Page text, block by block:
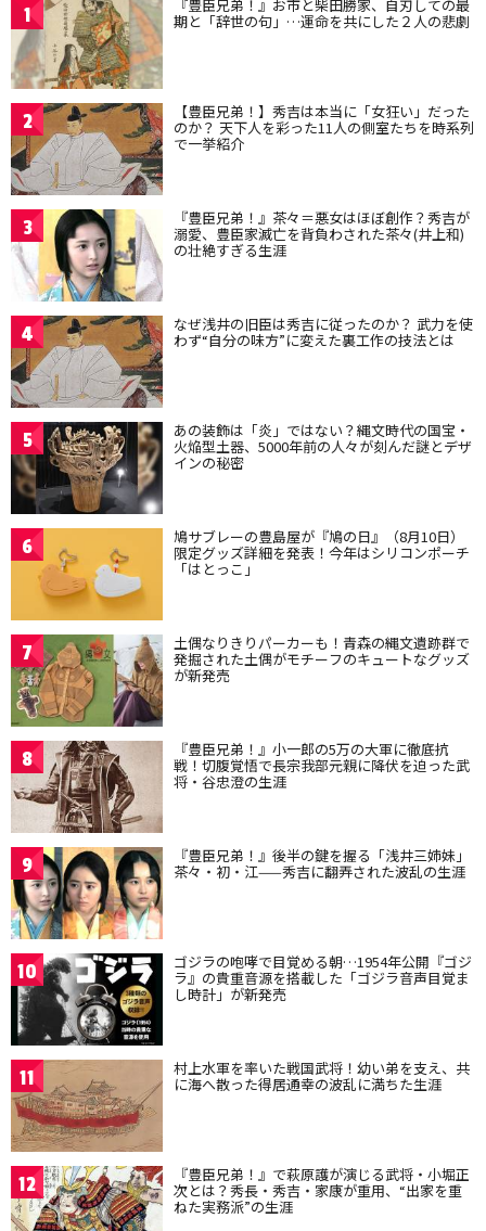
1 『豊臣兄弟！』お市と柴田勝家、自刃しての最
期と「辞世の句」…運命を共にした２人の悲劇
2 【豊臣兄弟！】秀吉は本当に「女狂い」だった
のか？ 天下人を彩った11人の側室たちを時系列
で一挙紹介
3 『豊臣兄弟！』茶々＝悪女はほぼ創作？秀吉が
溺愛、豊臣家滅亡を背負わされた茶々(井上和)
の壮絶すぎる生涯
4 なぜ浅井の旧臣は秀吉に従ったのか？ 武力を使
わず“自分の味方”に変えた裏工作の技法とは
5 あの装飾は「炎」ではない？縄文時代の国宝・
火焔型土器、5000年前の人々が刻んだ謎とデザ
インの秘密
6 鳩サブレーの豊島屋が『鳩の日』（8月10日）
限定グッズ詳細を発表！今年はシリコンポーチ
「はとっこ」
7 土偶なりきりパーカーも！青森の縄文遺跡群で
発掘された土偶がモチーフのキュートなグッズ
が新発売
8 『豊臣兄弟！』小一郎の5万の大軍に徹底抗
戦！切腹覚悟で長宗我部元親に降伏を迫った武
将・谷忠澄の生涯
9 『豊臣兄弟！』後半の鍵を握る「浅井三姉妹」
茶々・初・江——秀吉に翻弄された波乱の生涯
10 ゴジラの咆哮で目覚める朝…1954年公開『ゴジ
ラ』の貴重音源を搭載した「ゴジラ音声目覚ま
し時計」が新発売
11 村上水軍を率いた戦国武将！幼い弟を支え、共
に海へ散った得居通幸の波乱に満ちた生涯
12 『豊臣兄弟！』で萩原護が演じる武将・小堀正
次とは？秀長・秀吉・家康が重用、“出家を重
ねた実務派”の生涯